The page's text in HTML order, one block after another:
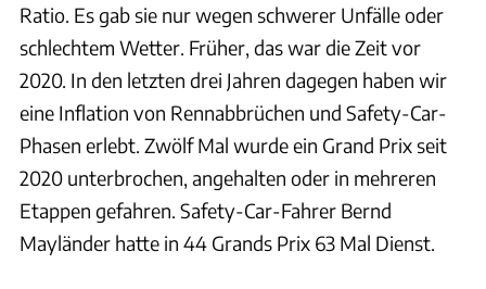
Ratio. Es gab sie nur wegen schwerer Unfälle oder
schlechtem Wetter. Früher, das war die Zeit vor
2020. In den letzten drei Jahren dagegen haben wir
eine Inflation von Rennabbrüchen und Safety-Car-
Phasen erlebt. Zwölf Mal wurde ein Grand Prix seit
2020 unterbrochen, angehalten oder in mehreren
Etappen gefahren. Safety-Car-Fahrer Bernd
Mayländer hatte in 44 Grands Prix 63 Mal Dienst.